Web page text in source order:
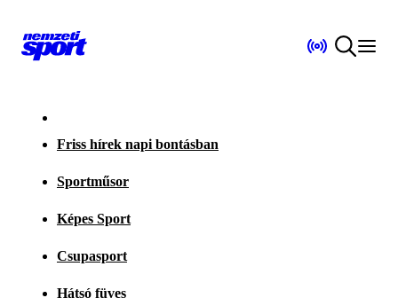
Friss hírek napi bontásban
Sportműsor
Képes Sport
Csupasport
Hátsó füves